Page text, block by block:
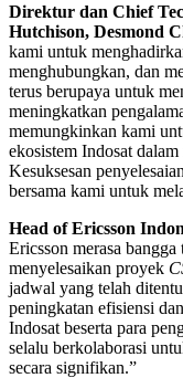
Direktur dan Chief
Hutchison, Desmond
kami untuk
menghubungkan, dan
terus berupaya untuk
meningkatkan
memungkinkan kami
ekosistem Indosat
Kesuksesan
bersama kami untuk
Head of Ericsson
Ericsson merasa
menyelesaikan proyek
jadwal yang telah
peningkatan efisiensi
Indosat beserta para
selalu berkolaborasi
secara signifikan.”